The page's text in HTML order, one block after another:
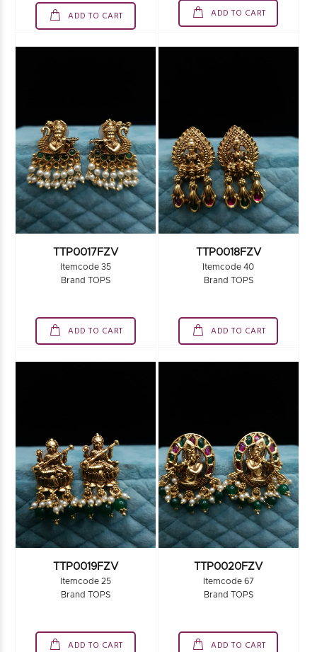
ADD TO CART ADD TO CART
TTP0017FZV
Itemcode 35
Brand TOPS
ADD TO CART
TTP0018FZV
Itemcode 40
Brand TOPS
ADD TO CART
TTP0019FZV
Itemcode 25
Brand TOPS
ADD TO CART
TTP0020FZV
Itemcode 67
Brand TOPS
ADD TO CART